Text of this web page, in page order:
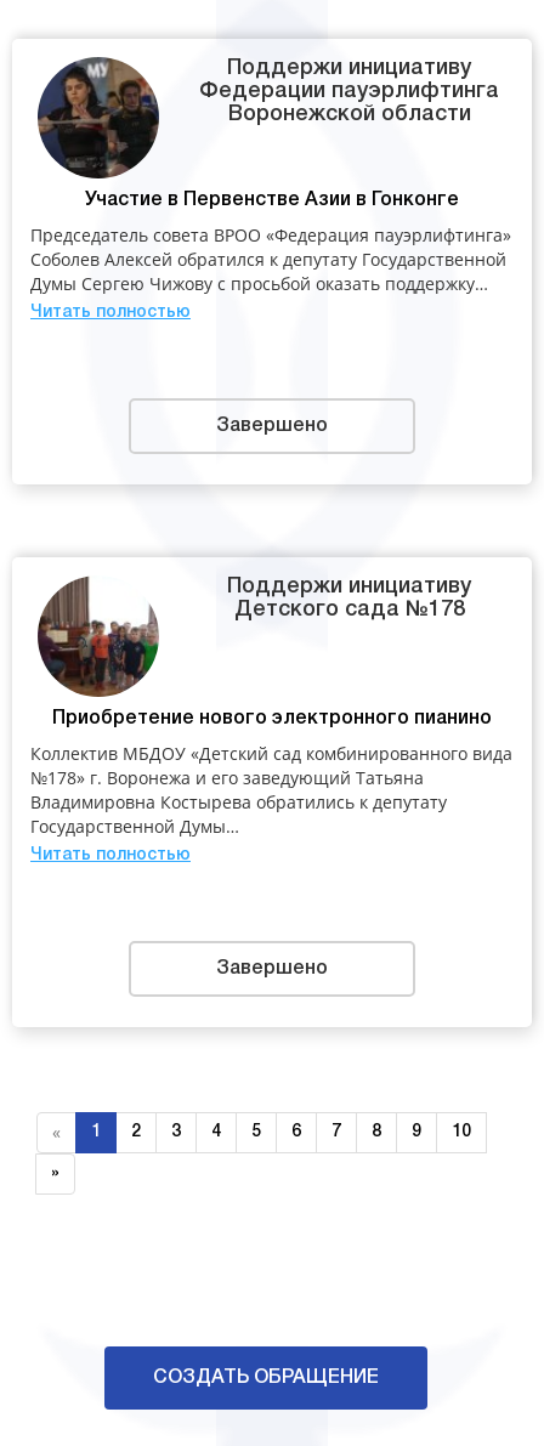
Поддержи инициативу
Федерации пауэрлифтинга
Воронежской области
Участие в Первенстве Азии в Гонконге
Председатель совета ВРОО «Федерация пауэрлифтинга»
Соболев Алексей обратился к депутату Государственной
Думы Сергею Чижову с просьбой оказать поддержку…
Читать полностью
Завершено
Поддержи инициативу
Детского сада №178
Приобретение нового электронного пианино
Коллектив МБДОУ «Детский сад комбинированного вида
№178» г. Воронежа и его заведующий Татьяна
Владимировна Костырева обратились к депутату
Государственной Думы…
Читать полностью
Завершено
« 1 2 3 4 5 6 7 8 9 10
»
СОЗДАТЬ ОБРАЩЕНИЕ